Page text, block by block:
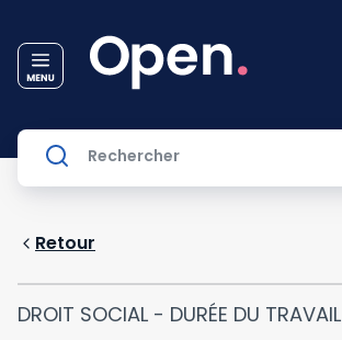
Retour
DROIT SOCIAL - DURÉE DU TRAVAIL